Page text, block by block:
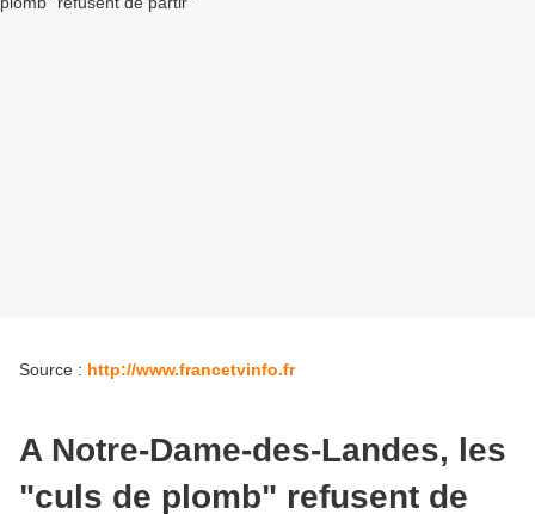
Source : http://www.francetvinfo.fr
A Notre-Dame-des-Landes, les
"culs de plomb" refusent de